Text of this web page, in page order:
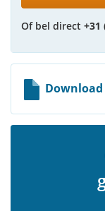
Of bel direct +31